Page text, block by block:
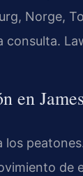
Norge,
en
de